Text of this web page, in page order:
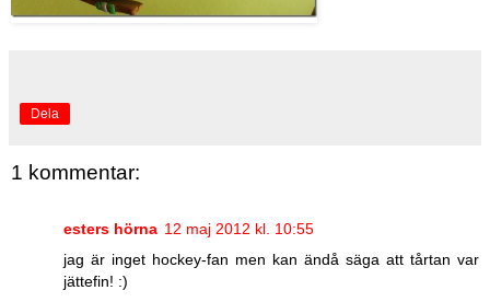
Dela
1 kommentar:
esters hörna 12 maj 2012 kl. 10:55
jag är inget hockey-fan men kan ändå säga att tårtan var
jättefin! :)